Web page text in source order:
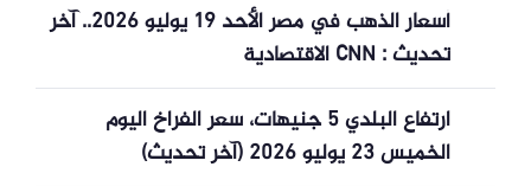
أسعار الذهب في مصر الأحد 19 يوليو 2026.. آخر
تحديث : CNN الاقتصادية
ارتفاع البلدي 5 جنيهات، سعر الفراخ اليوم
الخميس 23 يوليو 2026 (آخر تحديث)